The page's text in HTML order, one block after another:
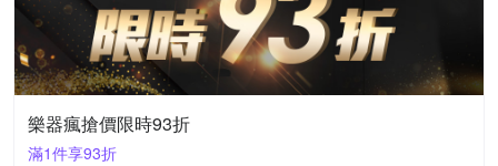
樂器瘋搶價限時93折
滿1件享93折